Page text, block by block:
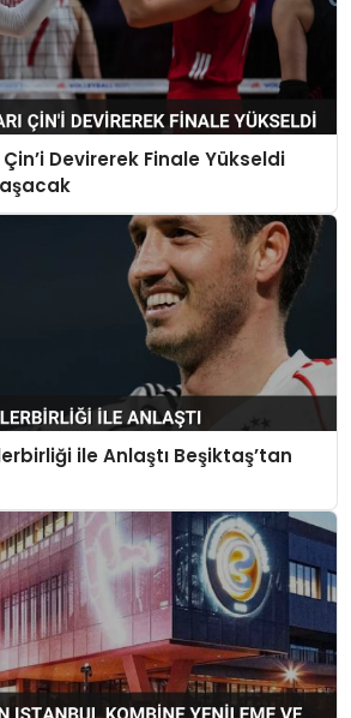
Devirerek Finale Yükseldi
ile Anlaştı Beşiktaş’tan